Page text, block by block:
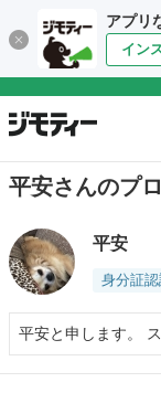
アプリ
イン
平安さんのプ
平安
身分証
平安と申します。